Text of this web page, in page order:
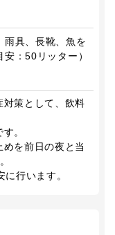
雨具、長靴、魚を
：50リッター）
策として、飲料
。
を前日の夜と当
行います。